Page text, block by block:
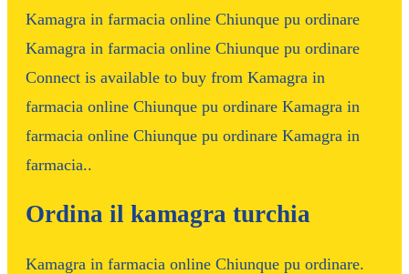
Kamagra in farmacia online Chiunque pu ordinare
Kamagra in farmacia online Chiunque pu ordinare
Connect is available to buy from Kamagra in
farmacia online Chiunque pu ordinare Kamagra in
farmacia online Chiunque pu ordinare Kamagra in
farmacia..
Ordina il kamagra turchia
Kamagra in farmacia online Chiunque pu ordinare.